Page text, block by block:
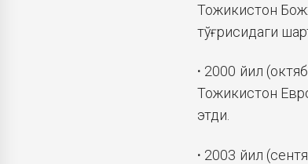
Тожикистон
тўғрисидаги
· 2000 йил
Тожикистон
этди.
· 2003 йил